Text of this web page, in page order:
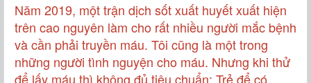
Năm 2019, một trận dịch sốt xuất huyết xuất hiện
trên cao nguyên làm cho rất nhiều người mắc bệnh
và cần phải truyền máu. Tôi cũng là một trong
những người tình nguyện cho máu. Nhưng khi thử
để lấy máu thì không đủ tiêu chuẩn: Trẻ để có